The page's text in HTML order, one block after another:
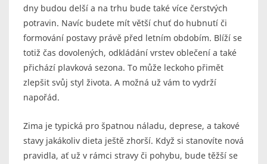
dny budou delší a na trhu bude také více čerstvých
potravin. Navíc budete mít větší chuť do hubnutí či
formování postavy právě před letním obdobím. Blíží se
totiž čas dovolených, odkládání vrstev oblečení a také
přichází plavková sezona. To může leckoho přimět
zlepšit svůj styl života. A možná už vám to vydrží
napořád.
Zima je typická pro špatnou náladu, deprese, a takové
stavy jakákoliv dieta ještě zhorší. Když si stanovíte nová
pravidla, ať už v rámci stravy či pohybu, bude těžší se